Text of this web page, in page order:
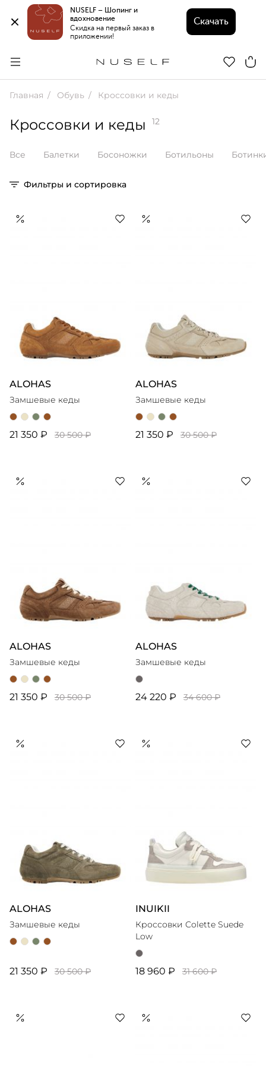
NUSELF – Шопинг и
вдохновение
Скидка на первый заказ в
приложении!
Скачать
Главная Обувь Кроссовки и кеды
Кроссовки и кеды 12
Все Балетки Босоножки Ботильоны
Фильтры и сортировка
ALOHAS
Замшевые кеды
21 350 ₽ 30 500 ₽
ALOHAS
Замшевые кеды
21 350 ₽ 30 500 ₽
ALOHAS
Замшевые кеды
21 350 ₽ 30 500 ₽
ALOHAS
Замшевые кеды
24 220 ₽ 34 600 ₽
ALOHAS
Замшевые кеды
21 350 ₽ 30 500 ₽
INUIKII
Кроссовки Colette Suede
Low
18 960 ₽ 31 600 ₽